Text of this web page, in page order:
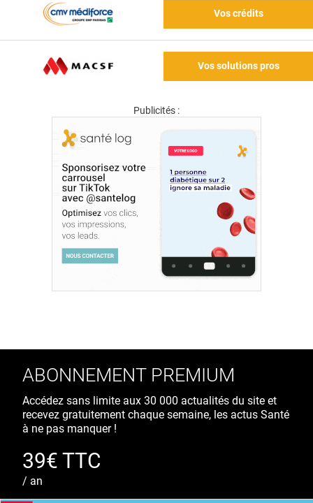
Vos crédits
Vos solutions pros
Publicités :
ABONNEMENT PREMIUM
Accédez sans limite aux 30 000 actualités du site et
recevez gratuitement chaque semaine, les actus Santé
à ne pas manquer !
39€ TTC
/ an